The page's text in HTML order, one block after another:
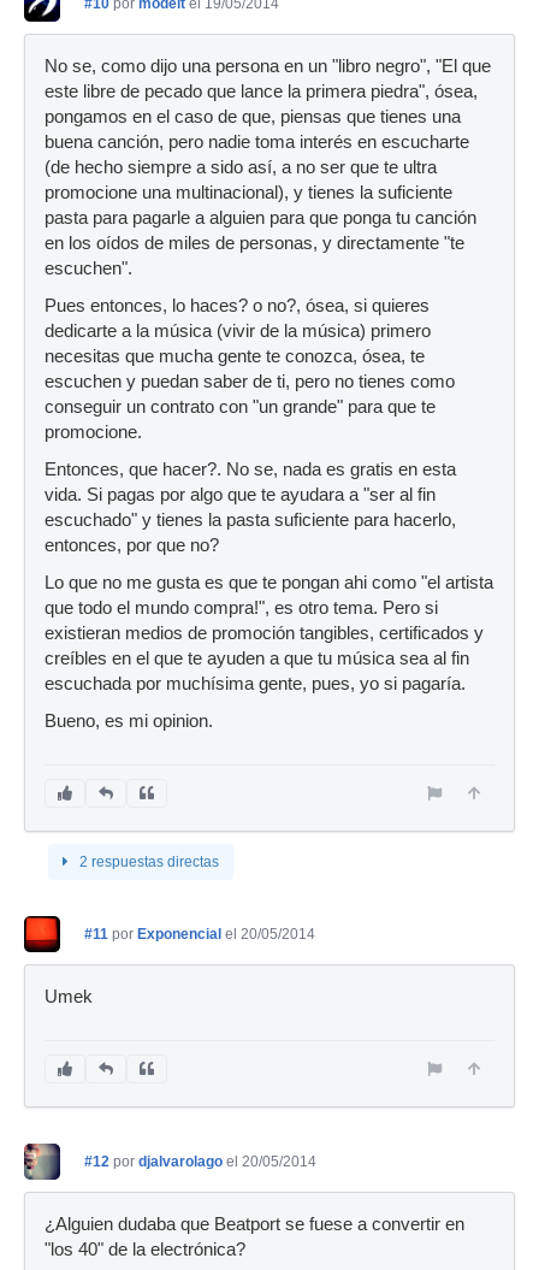
#10 por modelt el 19/05/2014
No se, como dijo una persona en un "libro negro", "El que
este libre de pecado que lance la primera piedra", ósea,
pongamos en el caso de que, piensas que tienes una
buena canción, pero nadie toma interés en escucharte
(de hecho siempre a sido así, a no ser que te ultra
promocione una multinacional), y tienes la suficiente
pasta para pagarle a alguien para que ponga tu canción
en los oídos de miles de personas, y directamente "te
escuchen".
Pues entonces, lo haces? o no?, ósea, si quieres
dedicarte a la música (vivir de la música) primero
necesitas que mucha gente te conozca, ósea, te
escuchen y puedan saber de ti, pero no tienes como
conseguir un contrato con "un grande" para que te
promocione.
Entonces, que hacer?. No se, nada es gratis en esta
vida. Si pagas por algo que te ayudara a "ser al fin
escuchado" y tienes la pasta suficiente para hacerlo,
entonces, por que no?
Lo que no me gusta es que te pongan ahi como "el artista
que todo el mundo compra!", es otro tema. Pero si
existieran medios de promoción tangibles, certificados y
creíbles en el que te ayuden a que tu música sea al fin
escuchada por muchísima gente, pues, yo si pagaría.
Bueno, es mi opinion.
2 respuestas directas
#11 por Exponencial el 20/05/2014
Umek
#12 por djalvarolago el 20/05/2014
¿Alguien dudaba que Beatport se fuese a convertir en
"los 40" de la electrónica?